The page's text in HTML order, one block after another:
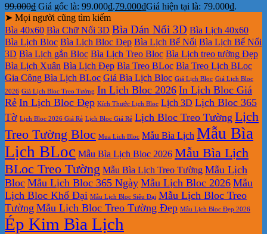
99.000₫ Giá gốc là: 99.000₫.79.000₫Giá hiện tại là: 79.000₫.
➤ Mọi người cũng tìm kiếm
Bìa 40x60 Bìa Chữ Nổi 3D Bìa Dán Nổi 3D Bìa Lịch 40x60
Bìa Lịch Bloc Bìa Lịch Bloc Đẹp Bìa Lịch Bế Nổi Bìa Lịch Bế Nổi
3D Bìa Lịch gắn Bloc Bìa Lịch Treo Bloc Bìa Lịch treo tường Đẹp
Bìa Lịch Xuân Bìa Lịch Đẹp Bìa Treo BLoc Bìa Treo Lịch BLoc
Gia Công Bìa Lịch BLoc Giá Bìa Lịch Bloc Giá Lịch Bloc Giá Lịch Bloc
2026 Giá Lịch Bloc Treo Tường In Lịch Bloc 2026 In Lịch Bloc Giá
Rẻ In Lịch Bloc Đẹp Kích Thước Lịch Bloc Lịch 3D Lịch Bloc 365
Tờ Lịch Bloc 2026 Giá Rẻ Lịch Bloc Giá Rẻ Lịch Bloc Treo Tường Lịch
Treo Tường Bloc Mua Lich Bloc Mẫu Bìa Lịch Mẫu Bìa
Lịch BLoc Mẫu Bìa Lịch Bloc 2026 Mẫu Bìa Lịch
BLoc Treo Tường Mẫu Bìa Lịch Treo Tường Mẫu Lịch
Bloc Mẫu Lịch Bloc 365 Ngày Mẫu Lịch Bloc 2026 Mẫu
Lịch Bloc Khổ Đại Mẫu Lịch Bloc Siêu Đại Mẫu Lịch Bloc Treo
Tường Mẫu Lịch Bloc Treo Tường Đẹp Mẫu Lịch Bloc Đẹp 2026
Ép Kim Bìa Lịch